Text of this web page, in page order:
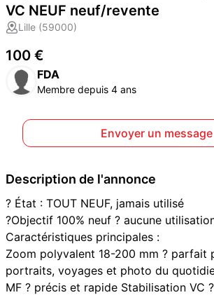
VC NEUF neuf/revente
Lille (59000)
100 €
FDA
Membre depuis 4 ans
Envoyer un message
Description de l'annonce
? État : TOUT NEUF, jamais utilisé
?Objectif 100% neuf ? aucune
Caractéristiques principales :
Zoom polyvalent 18-200 mm ? parfait
portraits, voyages et photo du
MF ? précis et rapide Stabilisation VC